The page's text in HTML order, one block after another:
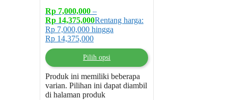
Rp 7,000,000 –
Rp 14,375,000Rentang harga:
Rp 7,000,000 hingga
Rp 14,375,000
Pilih opsi
Produk ini memiliki beberapa
varian. Pilihan ini dapat diambil
di halaman produk